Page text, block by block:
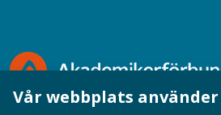
Vår webbplats